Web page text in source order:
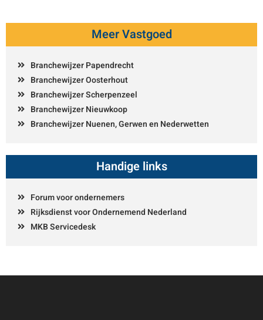
Meer Vastgoed
Branchewijzer Papendrecht
Branchewijzer Oosterhout
Branchewijzer Scherpenzeel
Branchewijzer Nieuwkoop
Branchewijzer Nuenen, Gerwen en Nederwetten
Handige links
Forum voor ondernemers
Rijksdienst voor Ondernemend Nederland
MKB Servicedesk